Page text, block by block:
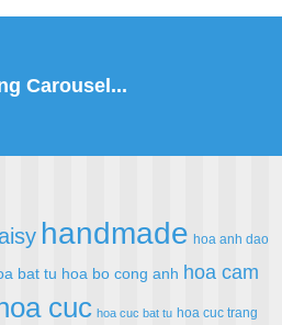
handmade hoa anh dao
bat tu hoa bo cong anh hoa cam
cuc hoa cuc bat tu hoa cuc trang